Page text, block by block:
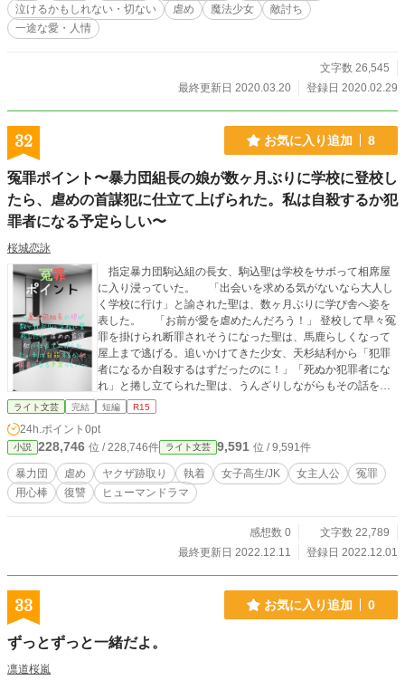
泣けるかもしれない・切ない
虐め 魔法少女
敵討ち
一途な愛・人情
文字数 26,545
最終更新日 2020.03.20
登録日 2020.02.29
32 お気に入り追加 8
冤罪ポイント〜暴力団組長の娘が数ヶ月ぶりに学校に登校し
たら、虐めの首謀犯に仕立て上げられた。私は自殺するか犯
罪者になる予定らしい〜
桜城恋詠
指定暴力団駒込組の長女、駒込聖は学校をサボって相席屋
に入り浸っていた。 「出会いを求める気がないなら大人し
く学校に行け」と諭された聖は、数ヶ月ぶりに学び舎へ姿を
表した。 「お前が愛を虐めたんだろう！」 登校して早々冤
罪を掛けられ断罪されそうになった聖は、馬鹿らしくなって
屋上まで逃げる。追いかけてきた少女、天杉結利から「犯罪
者になるか自殺するはずだったのに！」「死ぬか犯罪者にな
れ」と捲し立てられた聖は、うんざりしながらもその話を否
定した。 敵対する指定暴力団米津組の跡取り息子である米
「おれは聖だけがいればいい」 聖に歪んだ愛を向ける宵
は、彼女を安全な場所に閉じ込めた。 宵のメンタルケアを
終えた聖が久しぶりに街へ繰り出せば、見知らぬ男にホテル
へ誘われた。聖の名前と顔写真を出会い系に書き込んだなり
すましがいるらしい。 「冤罪ポイントが貯まったのにどう
フで自らを傷つけて冤罪をなすりつけようとするが…？ ＊
指定暴力団組長の息子と娘目的の為に親殺しを達成したはず
後編宵の話は数カ月後別途更新予定
ライト文芸 完結 短編 R15
24h.ポイント 0pt
小説 228,746 位 / 228,746件 ライト文芸 9,591 位 / 9,591件
暴力団 虐め ヤクザ跡取り 執着 女子高生/JK 女主人公
冤罪
用心棒
復讐 ヒューマンドラマ
感想数 0
文字数 22,789
最終更新日 2022.12.11
登録日 2022.12.01
33 お気に入り追加 0
ずっとずっと一緒だよ。
凛道桜嵐